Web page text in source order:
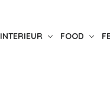
INTERIEUR FOOD